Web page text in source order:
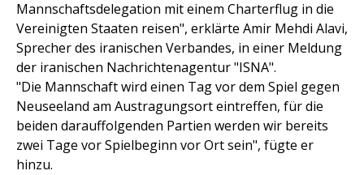
Mannschaftsdelegation mit einem Charterflug in die
Vereinigten Staaten reisen", erklärte Amir Mehdi Alavi,
Sprecher des iranischen Verbandes, in einer Meldung
der iranischen Nachrichtenagentur "ISNA".
"Die Mannschaft wird einen Tag vor dem Spiel gegen
Neuseeland am Austragungsort eintreffen, für die
beiden darauffolgenden Partien werden wir bereits
zwei Tage vor Spielbeginn vor Ort sein", fügte er
hinzu.